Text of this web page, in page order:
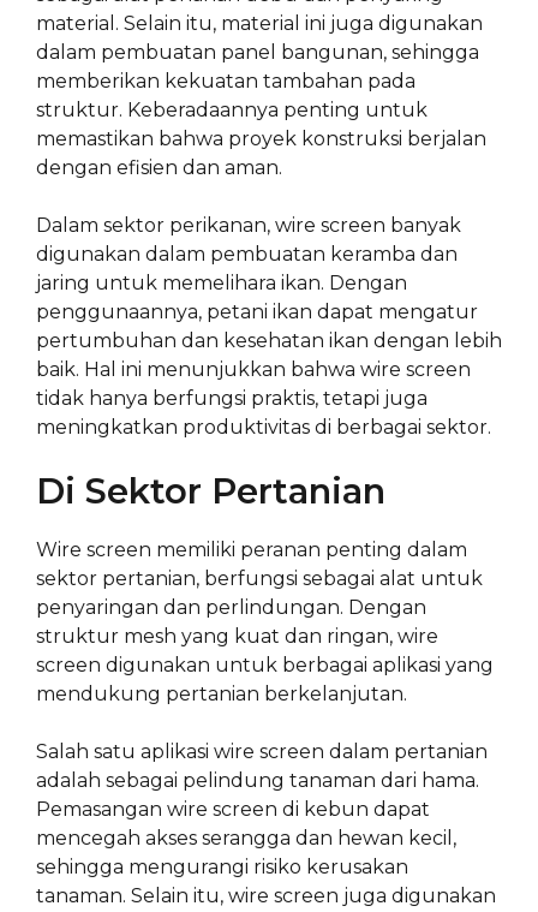
material. Selain itu, material ini juga digunakan
dalam pembuatan panel bangunan, sehingga
memberikan kekuatan tambahan pada
struktur. Keberadaannya penting untuk
memastikan bahwa proyek konstruksi berjalan
dengan efisien dan aman.
Dalam sektor perikanan, wire screen banyak
digunakan dalam pembuatan keramba dan
jaring untuk memelihara ikan. Dengan
penggunaannya, petani ikan dapat mengatur
pertumbuhan dan kesehatan ikan dengan lebih
baik. Hal ini menunjukkan bahwa wire screen
tidak hanya berfungsi praktis, tetapi juga
meningkatkan produktivitas di berbagai sektor.
Di Sektor Pertanian
Wire screen memiliki peranan penting dalam
sektor pertanian, berfungsi sebagai alat untuk
penyaringan dan perlindungan. Dengan
struktur mesh yang kuat dan ringan, wire
screen digunakan untuk berbagai aplikasi yang
mendukung pertanian berkelanjutan.
Salah satu aplikasi wire screen dalam pertanian
adalah sebagai pelindung tanaman dari hama.
Pemasangan wire screen di kebun dapat
mencegah akses serangga dan hewan kecil,
sehingga mengurangi risiko kerusakan
tanaman. Selain itu, wire screen juga digunakan